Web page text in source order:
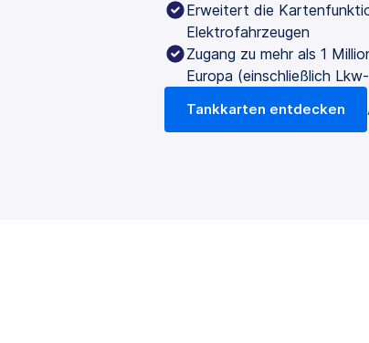
Erweitert die
Elektrofahrzeugen
Zugang zu mehr als 1
Europa (einschließlich
Tankkarten entdecken